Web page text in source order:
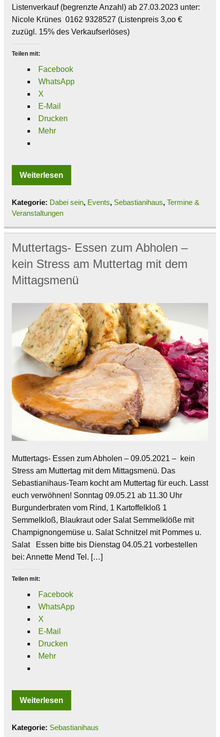
Listenverkauf (begrenzte Anzahl) ab 27.03.2023 unter:
Nicole Krünes 0162 9328527 (Listenpreis 3,oo €
zuzügl. 15% des Verkaufserlöses)
Teilen mit:
Facebook
WhatsApp
X
E-Mail
Drucken
Mehr
Weiterlesen
Kategorie: Dabei sein, Events, Sebastianihaus, Termine &
Veranstaltungen
Muttertags- Essen zum Abholen –
kein Stress am Muttertag mit dem
Mittagsmenü
Muttertags- Essen zum Abholen – 09.05.2021 – kein
Stress am Muttertag mit dem Mittagsmenü. Das
Sebastianihaus-Team kocht am Muttertag für euch. Lasst
euch verwöhnen! Sonntag 09.05.21 ab 11.30 Uhr
Burgunderbraten vom Rind, 1 Kartoffelkloß 1
Semmelkloß, Blaukraut oder Salat Semmelklöße mit
Champignongemüse u. Salat Schnitzel mit Pommes u.
Salat Essen bitte bis Dienstag 04.05.21 vorbestellen
bei: Annette Mend Tel. […]
Teilen mit:
Facebook
WhatsApp
X
E-Mail
Drucken
Mehr
Weiterlesen
Kategorie: Sebastianihaus